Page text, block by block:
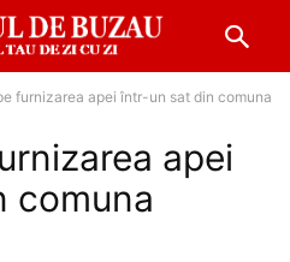
furnizarea apei într-un sat din comuna
apei
comuna